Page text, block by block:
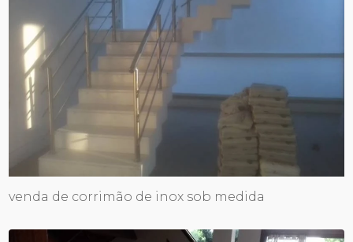
venda de corrimão de inox sob medida